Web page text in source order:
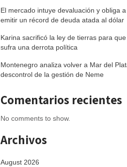
El mercado intuye devaluación y obliga
emitir un récord de deuda atada al dólar
Karina sacrificó la ley de tierras para
sufra una derrota política
Montenegro analiza volver a Mar del
descontrol de la gestión de Neme
Comentarios recientes
No comments to show.
Archivos
August 2026